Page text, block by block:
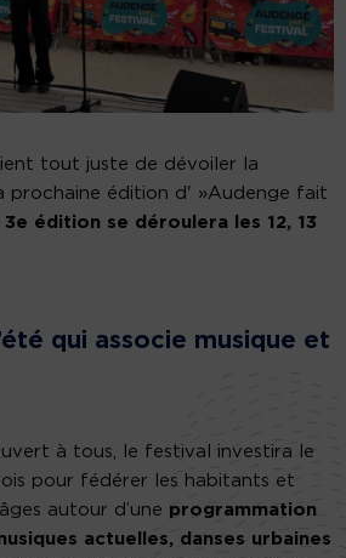
tout juste de dévoiler la
prochaine édition d' »Audenge fait
édition se déroulera les 12, 13
qui associe musique et
à tous, le festival investira le
pour fédérer les habitants et
autour d’une programmation
actuelles, danses urbaines